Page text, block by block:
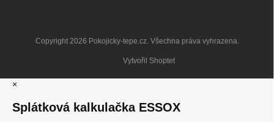
Vytvořil Shoptet
Copyright 2026 Pokojicky-tepe.cz. Všechna práva vyhrazena.
×
Splátková kalkulačka ESSOX